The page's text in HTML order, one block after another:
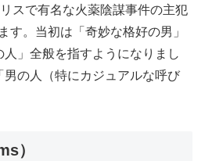
スで有名な火薬陰謀事件の主犯
す。当初は「奇妙な格好の男」
」全般を指すようになりまし
の人（特にカジュアルな呼び
）